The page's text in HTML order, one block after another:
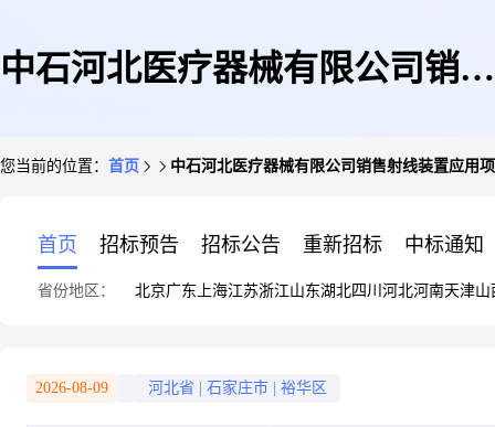
中石河北医疗器械有限公司销售
您当前的位置： 首页 中石河北医疗器械有限公司销售射线装置应用
首页 招标预告 招标公告 重新招标 中标通知
省份地区： 北京广东 上海江苏浙江山东湖北四川 河北河南天津山
2026-08-09 河北省 石家庄市 裕华区